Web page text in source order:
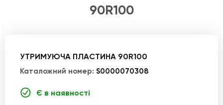
90R100
УТРИМУЮЧА ПЛАСТИНА 90R100
Каталожний номер: S0000070308
Є в наявності